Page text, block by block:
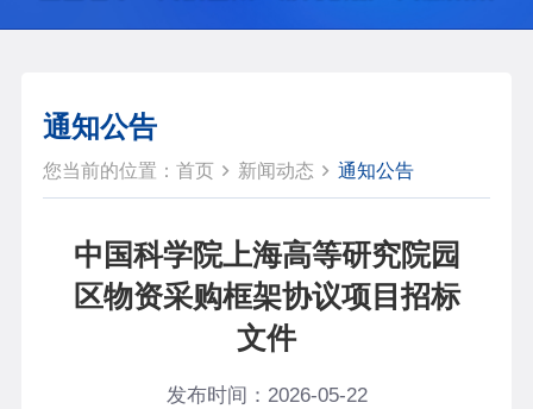
通知公告
您当前的位置： 首页 新闻动态 通知公告
中国科学院上海高等研究院园
区物资采购框架协议项目招标
文件
发布时间：2026-05-22